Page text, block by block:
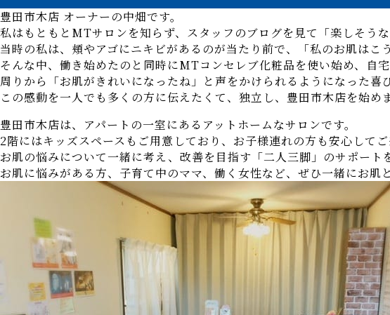
豊田市木店 オーナーの中畑です。
私はもともとMTサロンを知らず、スタッフのブログを見て「楽しそう
当時の私は、頬やアゴにニキビがあるのが当たり前で、「私のお肌はこ
そんな中、働き始めたのと同時にMTコンセレブ化粧品を使い始め、自
周りから「お肌がきれいになったね」と声をかけられるようになった喜
この感動を一人でも多くの方に伝えたくて、独立し、豊田市木店を始め
豊田市木店は、アパートの一室にあるアットホームなサロンです。
2階にはキッズスペースもご用意しており、お子様連れの方も安心してご
お肌の悩みについて一緒に考え、改善を目指す「二人三脚」のサポート
お肌に悩みがある方、子育て中のママ、働く女性など、ぜひ一緒にお肌